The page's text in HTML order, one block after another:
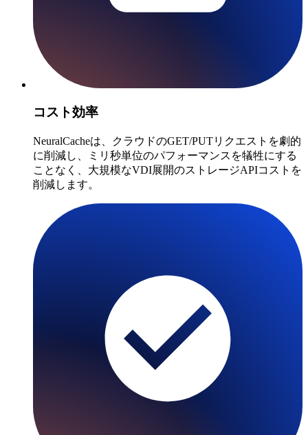
コスト効率
NeuralCacheは、クラウドのGET/PUTリクエストを劇的
に削減し、ミリ秒単位のパフォーマンスを犠牲にする
ことなく、大規模なVDI展開のストレージAPIコストを
削減します。